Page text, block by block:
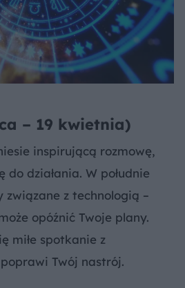
– 19 kwietnia)
inspirującą rozmowę,
działania. W południe
z technologią –
opóźnić Twoje plany.
miłe spotkanie z
Twój nastrój.